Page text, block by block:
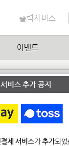
출력서비스
이벤트
Ring
1| Hit17,150
비스 추가 공지
제 서비스가추가되